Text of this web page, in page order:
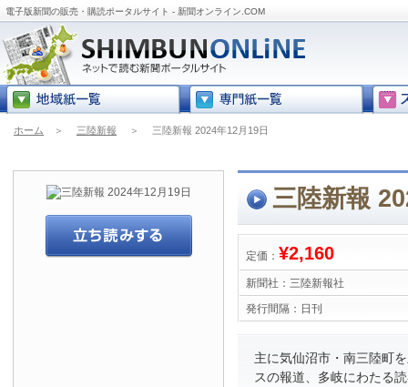
電子版新聞の販売・購読ポータルサイト - 新聞オンライン.COM
ホーム ＞ 三陸新報 ＞ 三陸新報 2024年12月19日
三陸新報
定価： ¥2,160
新聞社： 三陸新報社
発行間隔： 日刊
主に気仙沼市・南三陸町
スの報道、多岐にわたる